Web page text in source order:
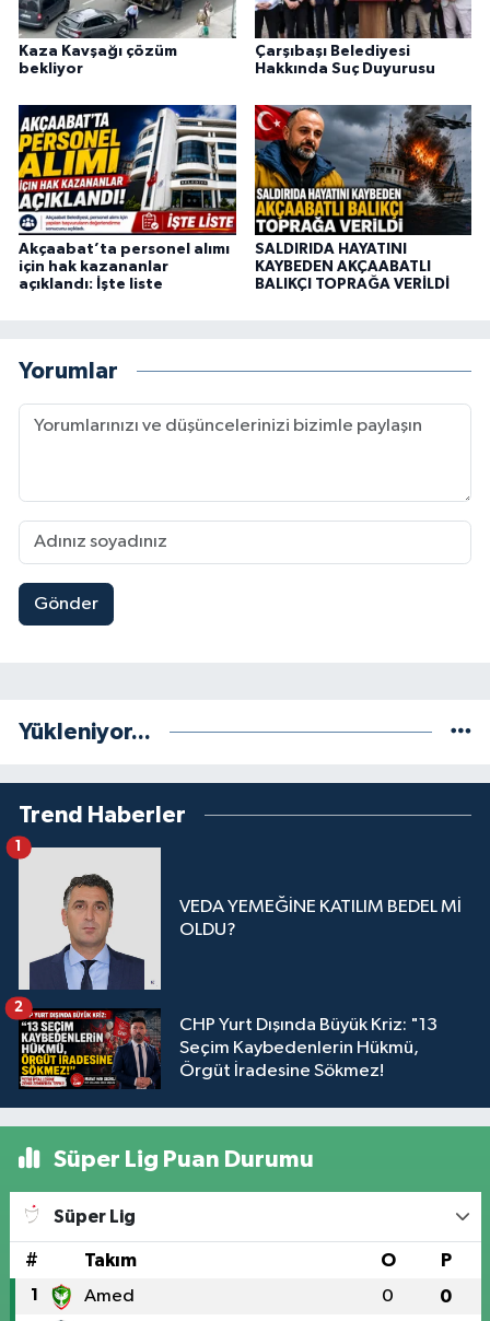
Kaza Kavşağı çözüm
bekliyor
Çarşıbaşı Belediyesi
Hakkında Suç Duyurusu
Akçaabat’ta personel alımı
için hak kazananlar
açıklandı: İşte liste
SALDIRIDA HAYATINI
KAYBEDEN AKÇAABATLI
BALIKÇI TOPRAĞA VERİLDİ
Yorumlar
Gönder
Yükleniyor...
Trend Haberler
VEDA YEMEĞİNE KATILIM BEDEL Mİ
OLDU?
CHP Yurt Dışında Büyük Kriz: "13
Seçim Kaybedenlerin Hükmü,
Örgüt İradesine Sökmez!
2
Süper Lig Puan Durumu
Süper Lig
# Takım O P
1 Amed 0 0